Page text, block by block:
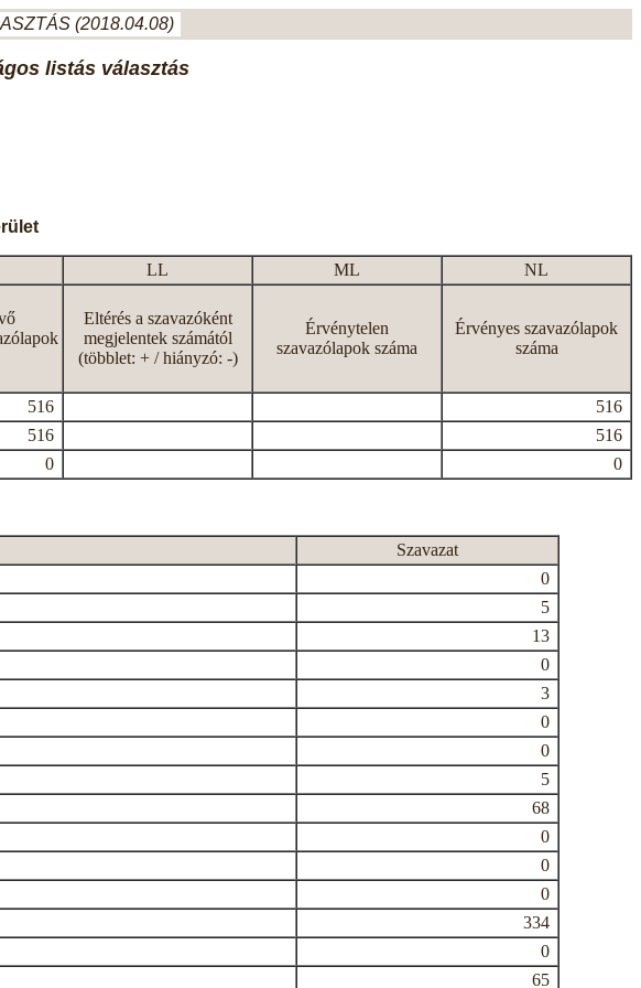
(2018.04.08)
listás választás
LL ML
NL
Eltérés a szavazóként
megjelentek számától
(többlet: + / hiányzó: -)
Érvénytelen
szavazólapok száma
Érvényes szavazólapok
száma
516
516
516
516
0 0
Szavazat
0
5
13
0
3
0
0
5
68
0
0
0
334
0
65